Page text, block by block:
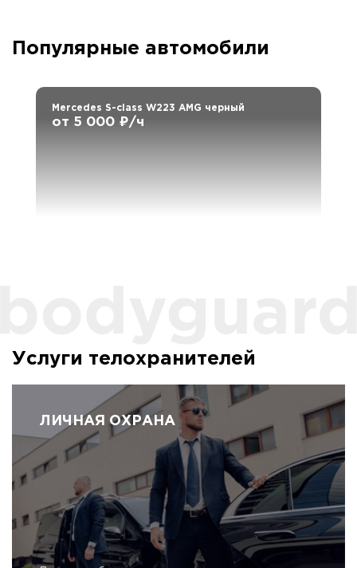
Популярные автомобили
Mercedes S-class W223 AMG черный
от 5 000 ₽/ч
Услуги телохранителей
ЛИЧНАЯ ОХРАНА